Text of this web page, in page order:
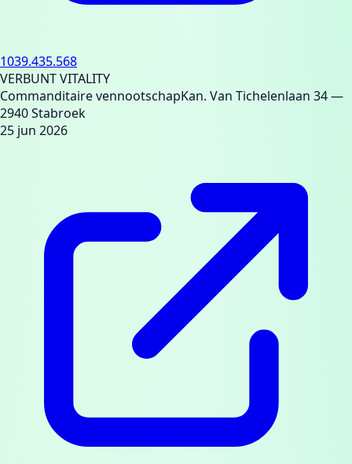
1039.435.568
VERBUNT VITALITY
Commanditaire vennootschapKan. Van Tichelenlaan 34—
2940 Stabroek
25 jun 2026